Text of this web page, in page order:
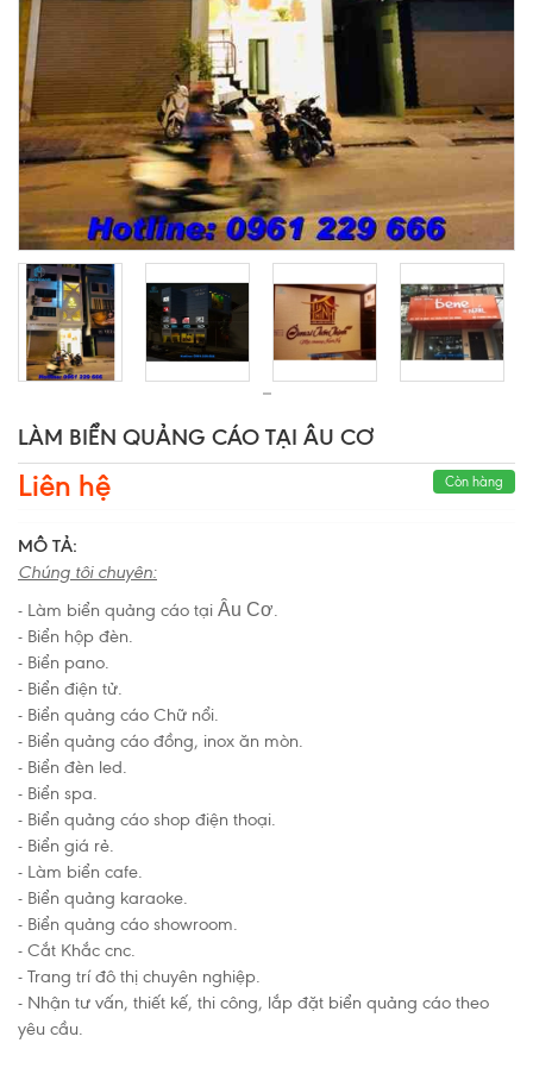
LÀM BIỂN QUẢNG CÁO TẠI ÂU CƠ
Liên hệ Còn hàng
MÔ TẢ:
Chúng tôi chuyên:
- Làm biển quảng cáo tại Âu Cơ.
- Biển hộp đèn.
- Biển pano.
- Biển điện tử.
- Biển quảng cáo Chữ nổi.
- Biển quảng cáo đồng, inox ăn mòn.
- Biển đèn led.
- Biển spa.
- Biển quảng cáo shop điện thoại.
- Biển giá rẻ.
- Làm biển cafe.
- Biển quảng karaoke.
- Biển quảng cáo showroom.
- Cắt Khắc cnc.
- Trang trí đô thị chuyên nghiệp.
- Nhận tư vấn, thiết kế, thi công, lắp đặt biển quảng cáo theo
yêu cầu.